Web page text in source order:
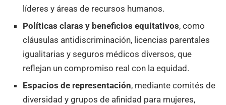
líderes y áreas de recursos humanos.
Políticas claras y beneficios equitativos, como
cláusulas antidiscriminación, licencias parentales
igualitarias y seguros médicos diversos, que
reflejan un compromiso real con la equidad.
Espacios de representación, mediante comités de
diversidad y grupos de afinidad para mujeres,